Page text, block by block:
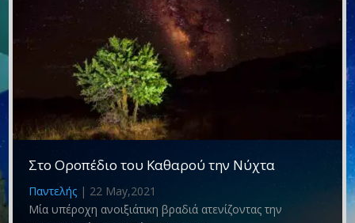
Στο Οροπέδιο του Καθαρού την Νύχτα
Παντελής | 22 May,2021
Μία υπέροχη ανοιξιάτικη βραδιά ατενίζοντας την